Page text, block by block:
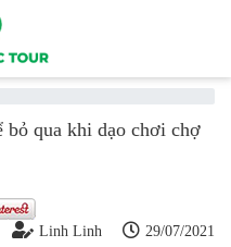
bỏ qua khi dạo chơi chợ
Linh Linh 29/07/2021